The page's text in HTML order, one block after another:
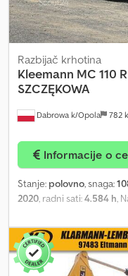
Dabrowa k/Opola 782
Razbijač krhotina
Kleemann MC 110
SZCZĘKOWA
Informacije o
Stanje: polovno, snaga:
2020, radni sati:4.584 h,